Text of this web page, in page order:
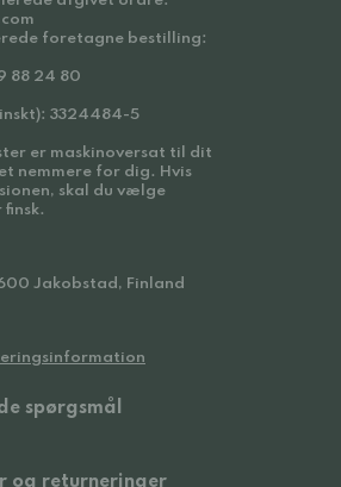
foretagne bestilling:
88 24 80
3324484-5
er maskinoversat til dit
nemmere for dig. Hvis
skal du vælge
finsk.
Jakobstad, Finland
spørgsmål
og returneringer